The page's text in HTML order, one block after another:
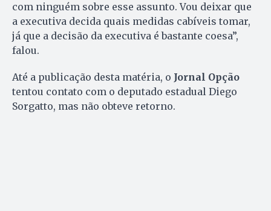
com ninguém sobre esse assunto. Vou deixar que
a executiva decida quais medidas cabíveis tomar,
já que a decisão da executiva é bastante coesa”,
falou.
Até a publicação desta matéria, o Jornal Opção
tentou contato com o deputado estadual Diego
Sorgatto, mas não obteve retorno.